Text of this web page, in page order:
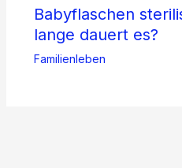
Babyflaschen
lange dauert es?
Familienleben